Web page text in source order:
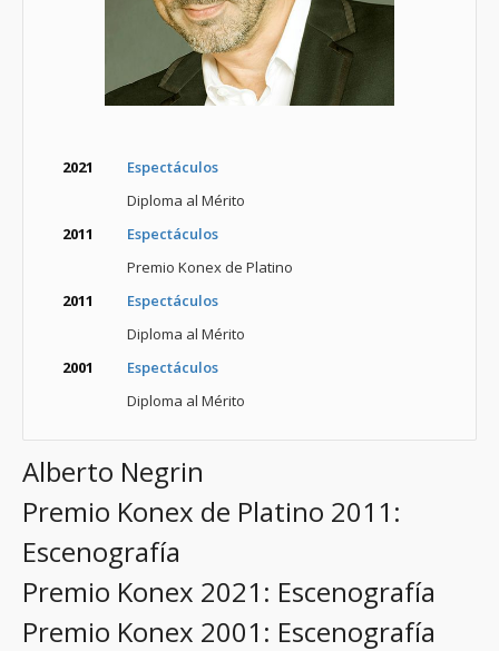
2021
Espectáculos
Diploma al Mérito
2011
Espectáculos
Premio Konex de Platino
2011
Espectáculos
Diploma al Mérito
2001
Espectáculos
Diploma al Mérito
Alberto Negrin
Premio Konex de Platino 2011:
Escenografía
Premio Konex 2021: Escenografía
Premio Konex 2001: Escenografía